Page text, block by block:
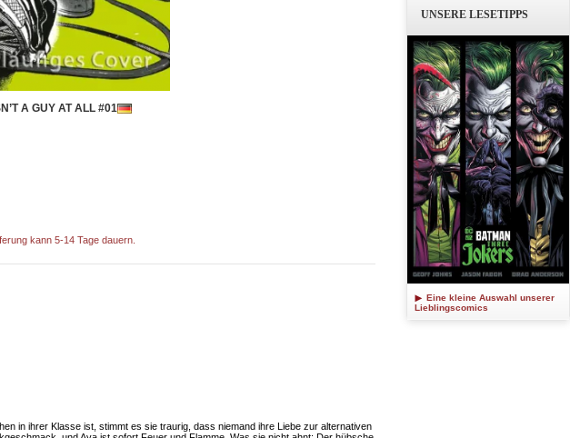
A GUY AT ALL #01
kann 5-14 Tage dauern.
in ihrer Klasse ist, stimmt es sie traurig, dass niemand ihre Liebe zur alternativen
UNSERE LESETIPPS
Eine kleine Auswahl unserer
Lieblingscomics